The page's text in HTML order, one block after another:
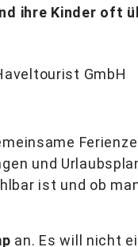
ihre Kinder oft
GmbH
und
ist und ob
an. Es will nicht